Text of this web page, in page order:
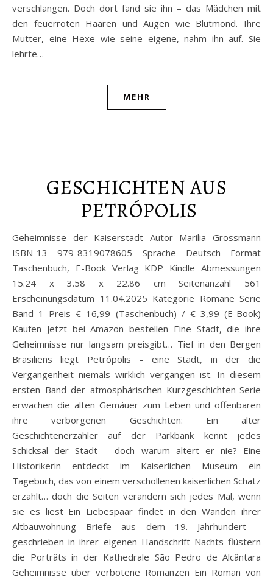
verschlangen. Doch dort fand sie ihn – das Mädchen mit
den feuerroten Haaren und Augen wie Blutmond. Ihre
Mutter, eine Hexe wie seine eigene, nahm ihn auf. Sie
lehrte…
MEHR
GESCHICHTEN AUS
PETRÓPOLIS
Geheimnisse der Kaiserstadt Autor Marilia Grossmann
ISBN-13 979-8319078605 Sprache Deutsch Format
Taschenbuch, E-Book Verlag KDP Kindle Abmessungen
15.24 x 3.58 x 22.86 cm Seitenanzahl 561
Erscheinungsdatum 11.04.2025 Kategorie Romane Serie
Band 1 Preis € 16,99 (Taschenbuch) / € 3,99 (E-Book)
Kaufen Jetzt bei Amazon bestellen Eine Stadt, die ihre
Geheimnisse nur langsam preisgibt… Tief in den Bergen
Brasiliens liegt Petrópolis – eine Stadt, in der die
Vergangenheit niemals wirklich vergangen ist. In diesem
ersten Band der atmosphärischen Kurzgeschichten-Serie
erwachen die alten Gemäuer zum Leben und offenbaren
ihre verborgenen Geschichten: Ein alter
Geschichtenerzähler auf der Parkbank kennt jedes
Schicksal der Stadt – doch warum altert er nie? Eine
Historikerin entdeckt im Kaiserlichen Museum ein
Tagebuch, das von einem verschollenen kaiserlichen Schatz
erzählt… doch die Seiten verändern sich jedes Mal, wenn
sie es liest Ein Liebespaar findet in den Wänden ihrer
Altbauwohnung Briefe aus dem 19. Jahrhundert –
geschrieben in ihrer eigenen Handschrift Nachts flüstern
die Porträts in der Kathedrale São Pedro de Alcântara
Geheimnisse über verbotene Romanzen Ein Roman von